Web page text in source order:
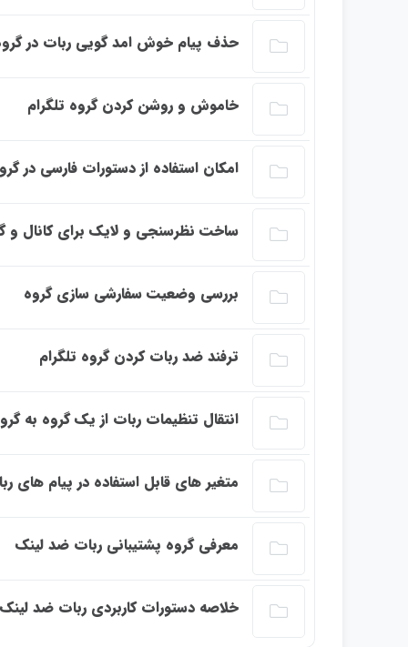
این بخش خصوصی می باشد. برای دسترسی کامل
حذف پیام خوش امد گویی ربات در
این بخش خصوصی می باشد. برای دسترسی کامل
خاموش و روشن کردن گروه تلگرام
این بخش خصوصی می باشد. برای دسترسی کامل
امکان استفاده از دستورات فارسی در
این بخش خصوصی می باشد. برای دسترسی
ساخت نظرسنجی و لایک برای کانال و
این بخش خصوصی می باشد. برای دسترسی کامل
بررسی وضعیت سفارشی سازی گروه
این بخش خصوصی می باشد. برای دسترسی کامل
ترفند ضد ربات کردن گروه تلگرام
این بخش خصوصی می باشد. برای دسترسی کامل
انتقال تنظیمات ربات از یک گروه به
این بخش خصوصی می باشد. برای دسترسی کامل
متغیر های قابل استفاده در پیام های
این بخش خصوصی می باشد. برای دسترسی کامل
معرفی گروه پشتیبانی ربات ضد لینک
این بخش خصوصی می باشد. برای دسترسی کامل
خلاصه دستورات کاربردی ربات ضد